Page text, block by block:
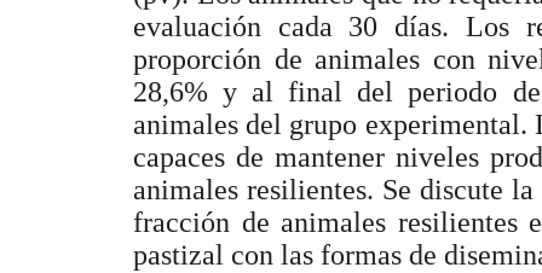
evaluación cada 30 días. Los
proporción de animales con
28,6% y al final del periodo
animales del grupo experimental.
capaces de mantener niveles
animales resilientes. Se discute
fracción de animales resilientes
pastizal con las formas de